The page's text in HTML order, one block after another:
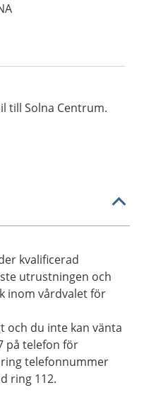
till Solna Centrum.
kvalificerad
utrustningen och
inom vårdvalet för
och du inte kan vänta
på telefon för
telefonnummer
ring 112.